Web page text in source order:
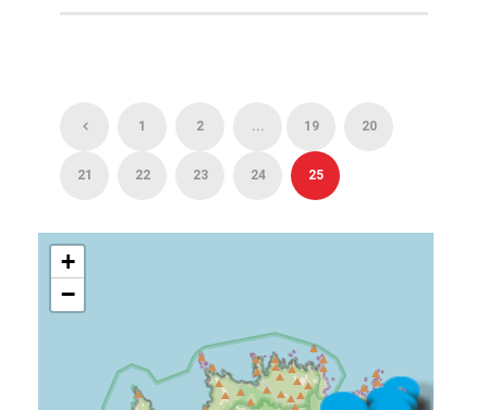
1 2 ... 19 20
21 22 23 24 25
+
−